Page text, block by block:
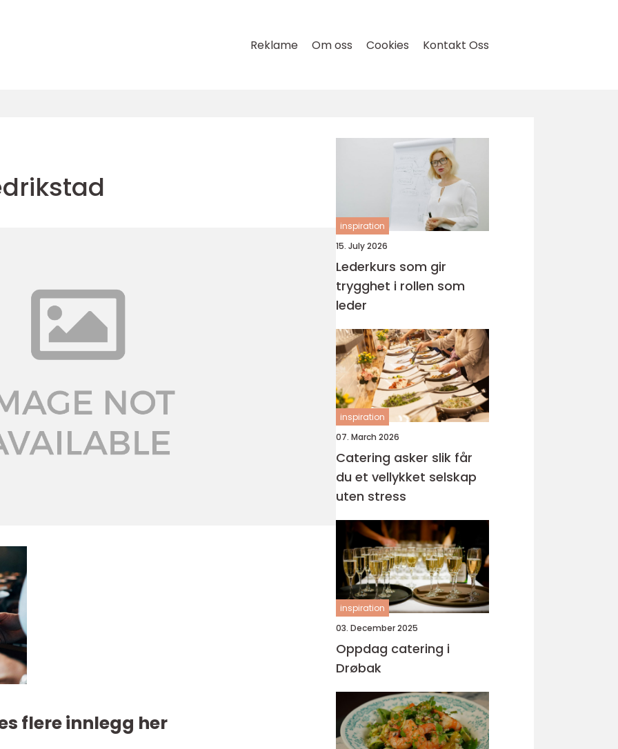
Reklame Om oss Cookies Kontakt Oss
flere innlegg her
inspiration
15. July 2026
Lederkurs som gir
trygghet i rollen som
leder
inspiration
07. March 2026
Catering asker slik får
du et vellykket selskap
uten stress
inspiration
03. December 2025
Oppdag catering i
Drøbak